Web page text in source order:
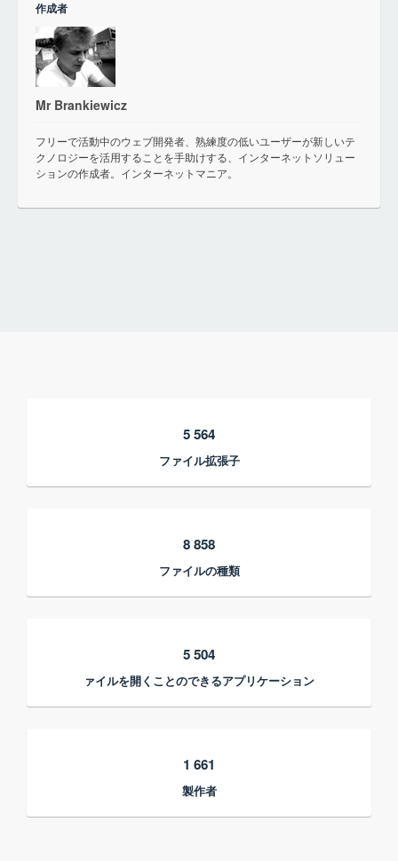
作成者
Mr Brankiewicz
フリーで活動中のウェブ開発者、熟練度の低いユーザーが新しいテ
クノロジーを活用することを手助けする、インターネットソリュー
ションの作成者。インターネットマニア。
5 564
ファイル拡張子
8 858
ファイルの種類
5 504
ァイルを開くことのできるアプリケーション
1 661
製作者